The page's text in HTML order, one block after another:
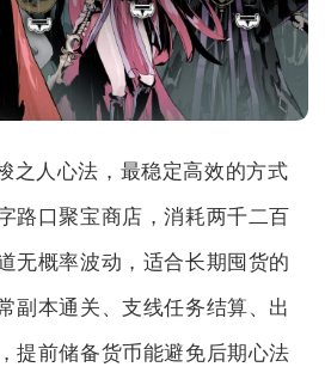
之人心法，最稳定高效的方式
路口聚宝商店，消耗两千二百
无概率波动，适合长期囤货的
副本通关、支线任务结算、出
提前储备货币能避免后期心法